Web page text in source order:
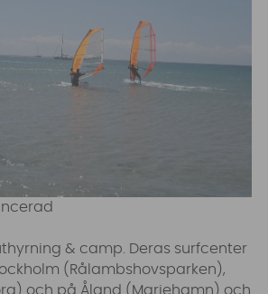
& camp. Deras surfcenter
(Rålambshovsparken),
och på Åland (Mariehamn) och